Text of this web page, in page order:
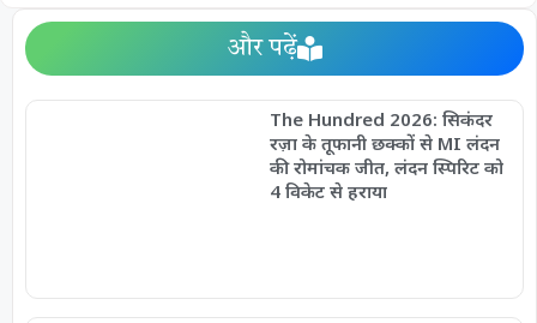
और पढ़ें
The Hundred 2026: सिकंदर
रज़ा के तूफानी छक्कों से MI लंदन
की रोमांचक जीत, लंदन स्पिरिट को
4 विकेट से हराया